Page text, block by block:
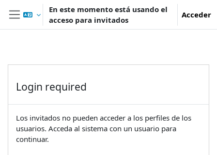
Salta al contenido principal
Panel lateral
En este momento está usando el
acceso para invitados
Acceder
Login required
Los invitados no pueden acceder a los perfiles de los
usuarios. Acceda al sistema con un usuario para
continuar.